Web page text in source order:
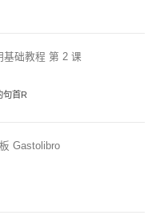
基础教程 第 2 课
句首R
Gastolibro